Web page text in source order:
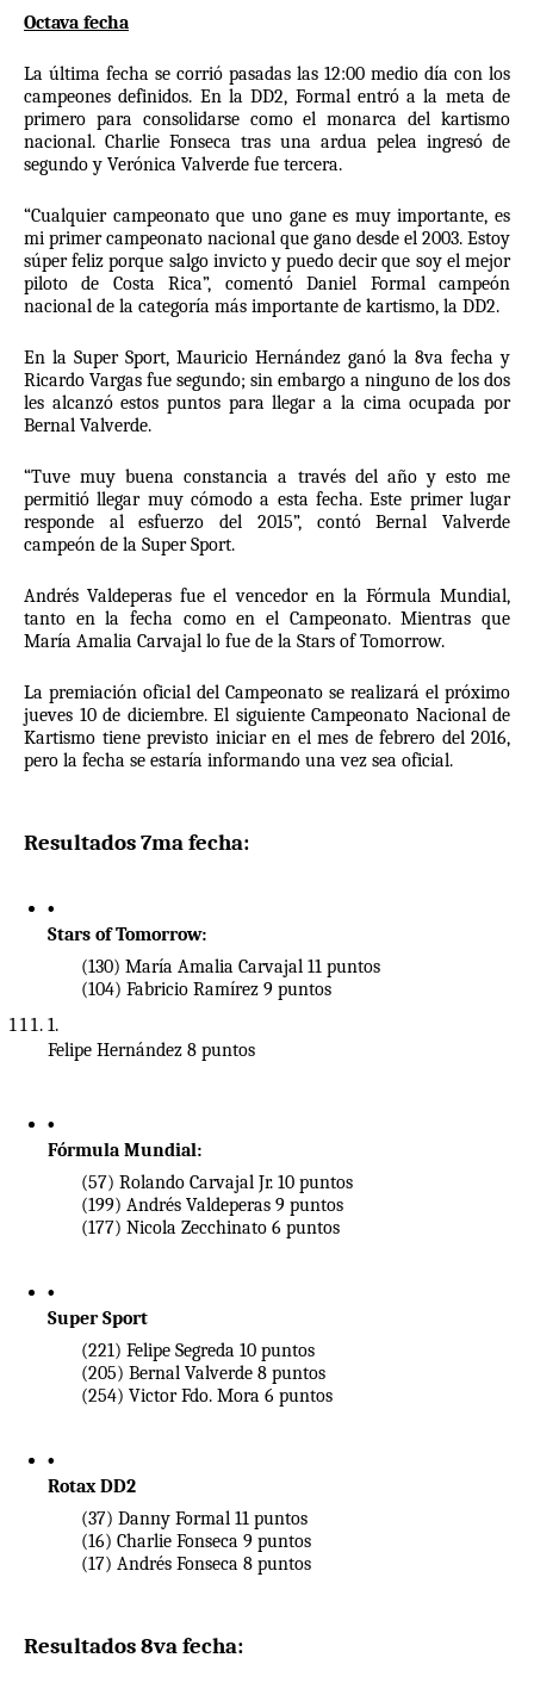
Octava fecha
La última fecha se corrió pasadas las 12:00 medio día con los
campeones definidos. En la DD2, Formal entró a la meta de
primero para consolidarse como el monarca del kartismo
nacional. Charlie Fonseca tras una ardua pelea ingresó de
segundo y Verónica Valverde fue tercera.
“Cualquier campeonato que uno gane es muy importante, es
mi primer campeonato nacional que gano desde el 2003. Estoy
súper feliz porque salgo invicto y puedo decir que soy el mejor
piloto de Costa Rica”, comentó Daniel Formal campeón
nacional de la categoría más importante de kartismo, la DD2.
En la Super Sport, Mauricio Hernández ganó la 8va fecha y
Ricardo Vargas fue segundo; sin embargo a ninguno de los dos
les alcanzó estos puntos para llegar a la cima ocupada por
Bernal Valverde.
“Tuve muy buena constancia a través del año y esto me
permitió llegar muy cómodo a esta fecha. Este primer lugar
responde al esfuerzo del 2015”, contó Bernal Valverde
campeón de la Super Sport.
Andrés Valdeperas fue el vencedor en la Fórmula Mundial,
tanto en la fecha como en el Campeonato. Mientras que
María Amalia Carvajal lo fue de la Stars of Tomorrow.
La premiación oficial del Campeonato se realizará el próximo
jueves 10 de diciembre. El siguiente Campeonato Nacional de
Kartismo tiene previsto iniciar en el mes de febrero del 2016,
pero la fecha se estaría informando una vez sea oficial.
Resultados 7ma fecha:
Stars of Tomorrow:
(130) María Amalia Carvajal 11 puntos
(104) Fabricio Ramírez 9 puntos
Felipe Hernández 8 puntos
Fórmula Mundial:
(57) Rolando Carvajal Jr. 10 puntos
(199) Andrés Valdeperas 9 puntos
(177) Nicola Zecchinato 6 puntos
Super Sport
(221) Felipe Segreda 10 puntos
(205) Bernal Valverde 8 puntos
(254) Victor Fdo. Mora 6 puntos
Rotax DD2
(37) Danny Formal 11 puntos
(16) Charlie Fonseca 9 puntos
(17) Andrés Fonseca 8 puntos
Resultados 8va fecha: